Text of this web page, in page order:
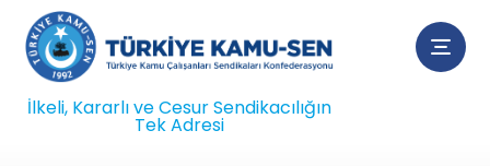
İlkeli, Kararlı ve Cesur Sendikacılığın
Tek Adresi